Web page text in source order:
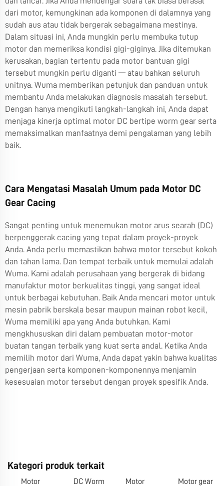
dari motor, kemungkinan ada komponen di dalamnya yang
sudah aus atau tidak bergerak sebagaimana mestinya.
Dalam situasi ini, Anda mungkin perlu membuka tutup
motor dan memeriksa kondisi gigi-giginya. Jika ditemukan
kerusakan, bagian tertentu pada motor bantuan gigi
tersebut mungkin perlu diganti — atau bahkan seluruh
unitnya. Wuma memberikan petunjuk dan panduan untuk
membantu Anda melakukan diagnosis masalah tersebut.
Dengan hanya mengikuti langkah-langkah ini, Anda dapat
menjaga kinerja optimal motor DC bertipe worm gear serta
memaksimalkan manfaatnya demi pengalaman yang lebih
baik.
Cara Mengatasi Masalah Umum pada Motor DC
Gear Cacing
Sangat penting untuk menemukan motor arus searah (DC)
berpenggerak cacing yang tepat dalam proyek-proyek
Anda. Anda perlu memastikan bahwa motor tersebut kokoh
dan tahan lama. Dan tempat terbaik untuk memulai adalah
Wuma. Kami adalah perusahaan yang bergerak di bidang
manufaktur motor berkualitas tinggi, yang sangat ideal
untuk berbagai kebutuhan. Baik Anda mencari motor untuk
mesin pabrik berskala besar maupun mainan robot kecil,
Wuma memiliki apa yang Anda butuhkan. Kami
mengkhususkan diri dalam pembuatan motor-motor
buatan tangan terbaik yang kuat serta andal. Ketika Anda
memilih motor dari Wuma, Anda dapat yakin bahwa kualitas
pengerjaan serta komponen-komponennya menjamin
kesesuaian motor tersebut dengan proyek spesifik Anda.
Kategori produk terkait
Motor
DC Worm
Motor
Motor gear